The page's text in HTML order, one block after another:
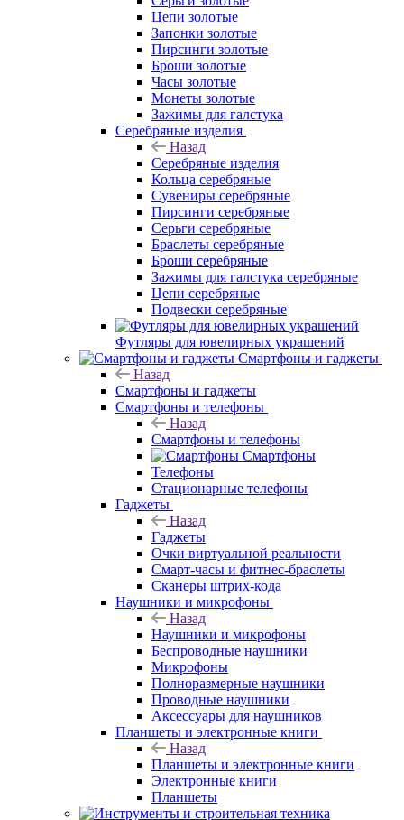
Цепи золотые
Запонки золотые
Пирсинги золотые
Броши золотые
Часы золотые
Монеты золотые
Зажимы для галстука
Серебряные изделия
Назад
Серебряные изделия
Кольца серебряные
Сувениры серебряные
Пирсинги серебряные
Серьги серебряные
Браслеты серебряные
Броши серебряные
Зажимы для галстука серебряные
Цепи серебряные
Подвески серебряные
Футляры для ювелирных украшений
Смартфоны и гаджеты
Назад
Смартфоны и гаджеты
Смартфоны и телефоны
Назад
Смартфоны и телефоны
Смартфоны
Телефоны
Стационарные телефоны
Гаджеты
Назад
Гаджеты
Очки виртуальной реальности
Смарт-часы и фитнес-браслеты
Сканеры штрих-кода
Наушники и микрофоны
Назад
Наушники и микрофоны
Беспроводные наушники
Микрофоны
Полноразмерные наушники
Проводные наушники
Аксессуары для наушников
Планшеты и электронные книги
Назад
Планшеты и электронные книги
Электронные книги
Планшеты